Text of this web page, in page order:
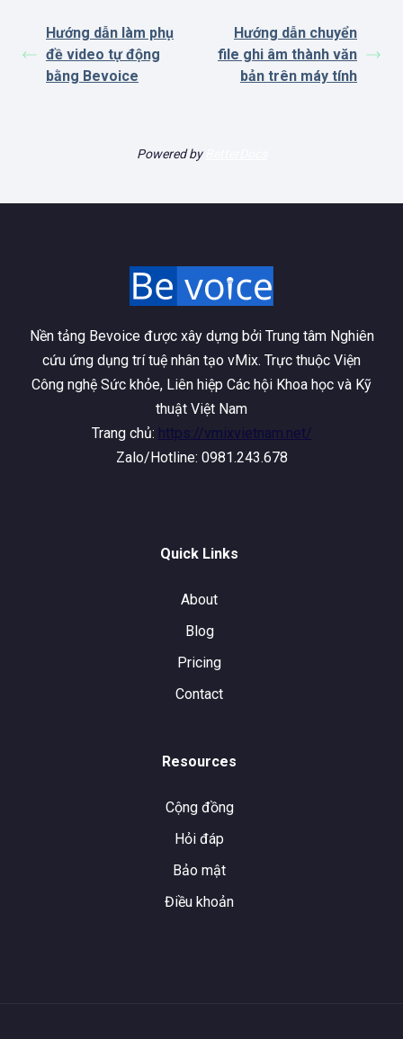
Hướng dẫn làm phụ
đề video tự động
bằng Bevoice
Hướng dẫn chuyển
file ghi âm thành văn
bản trên máy tính
Powered by
Nền tảng Bevoice được xây dựng bởi Trung tâm Nghiên
cứu ứng dụng trí tuệ nhân tạo vMix. Trực thuộc Viện
Công nghệ Sức khỏe, Liên hiệp Các hội Khoa học và Kỹ
thuật Việt Nam
Trang chủ:
Zalo/Hotline: 0981.243.678
Quick Links
About
Blog
Pricing
Contact
Resources
Cộng đồng
Hỏi đáp
Bảo mật
Điều khoản